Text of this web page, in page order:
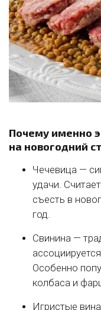
Почему именно
на новогодний
Чечевица —
удачи.
съесть в
год.
Свинина —
Особенно
колбаса и
Игристые